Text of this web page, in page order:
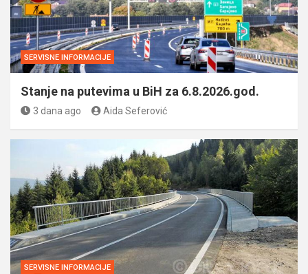
SERVISNE INFORMACIJE
Stanje na putevima u BiH za 6.8.2026.god.
3 dana ago Aida Seferović
SERVISNE INFORMACIJE